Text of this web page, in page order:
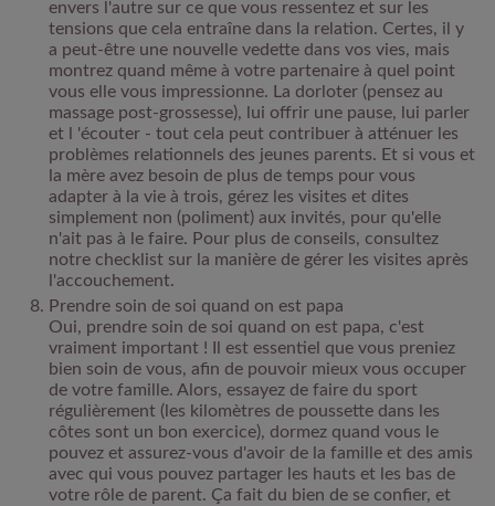
envers l'autre sur ce que vous ressentez et sur les
tensions que cela entraîne dans la relation. Certes, il y
a peut-être une nouvelle vedette dans vos vies, mais
montrez quand même à votre partenaire à quel point
vous elle vous impressionne. La dorloter (pensez au
massage post-grossesse), lui offrir une pause, lui parler
et l 'écouter - tout cela peut contribuer à atténuer les
problèmes relationnels des jeunes parents. Et si vous et
la mère avez besoin de plus de temps pour vous
adapter à la vie à trois, gérez les visites et dites
simplement non (poliment) aux invités, pour qu'elle
n'ait pas à le faire. Pour plus de conseils, consultez
notre checklist sur la manière de gérer les visites après
l'accouchement.
Prendre soin de soi quand on est papa
Oui, prendre soin de soi quand on est papa, c'est
vraiment important ! Il est essentiel que vous preniez
bien soin de vous, afin de pouvoir mieux vous occuper
de votre famille. Alors, essayez de faire du sport
régulièrement (les kilomètres de poussette dans les
côtes sont un bon exercice), dormez quand vous le
pouvez et assurez-vous d'avoir de la famille et des amis
avec qui vous pouvez partager les hauts et les bas de
votre rôle de parent. Ça fait du bien de se confier, et